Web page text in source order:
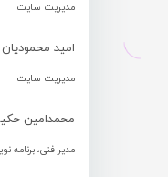
مدیریت سایت
امید محمودیان
مدیریت سایت
محمدامین
مدیر فنی، برنامه